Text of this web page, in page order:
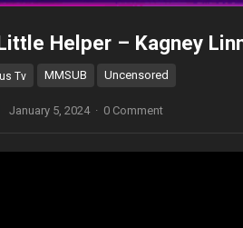
Helper – Kagney
Tv MMSUB Uncensored
January 5, 2024 · 0 Comment